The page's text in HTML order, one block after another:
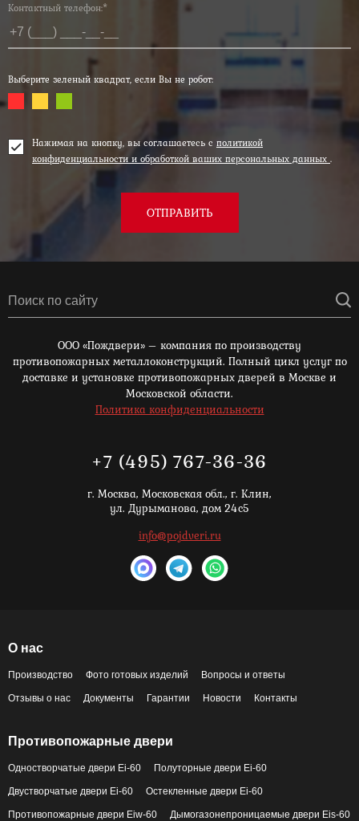
Контактный телефон:*
Выберите зеленый квадрат, если Вы не робот:
Нажимая на кнопку, вы соглашаетесь с политикой
конфиденциальности и обработкой ваших персональных данных .
ОТПРАВИТЬ
ООО «Пождвери» – компания по производству
противопожарных металлоконструкций. Полный цикл услуг по
доставке и установке противопожарных дверей в Москве и
Московской области.
Политика конфиденциальности
+7 (495) 767-36-36
г. Москва, Московская обл., г. Клин,
ул. Дурыманова, дом 24с5
info@pojdveri.ru
О нас
Производство Фото готовых изделий Вопросы и ответы
Отзывы о нас Документы Гарантии Новости Контакты
Противопожарные двери
Одностворчатые двери Ei-60 Полуторные двери Ei-60
Двустворчатые двери Ei-60 Остекленные двери Ei-60
Противопожарные двери Eiw-60 Дымогазонепроницаемые двери Eis-60